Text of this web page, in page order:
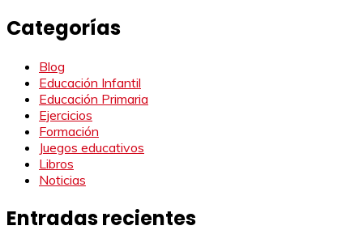
Categorías
Blog
Educación Infantil
Educación Primaria
Ejercicios
Formación
Juegos educativos
Libros
Noticias
Entradas recientes